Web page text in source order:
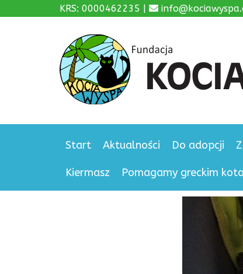
KRS: 0000462235 |
Start Aktualności Do adopcji
Kiermasz Pomagamy greckim